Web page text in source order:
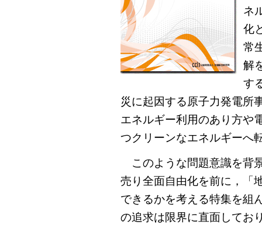
ネ
化
常
解
す
災に起因する原子力発電所
エネルギー利用のあり方や
つクリーンなエネルギーへ
このような問題意識を背
売り全面自由化を前に，「
できるかを考える特集を組
の追求は限界に直面してお